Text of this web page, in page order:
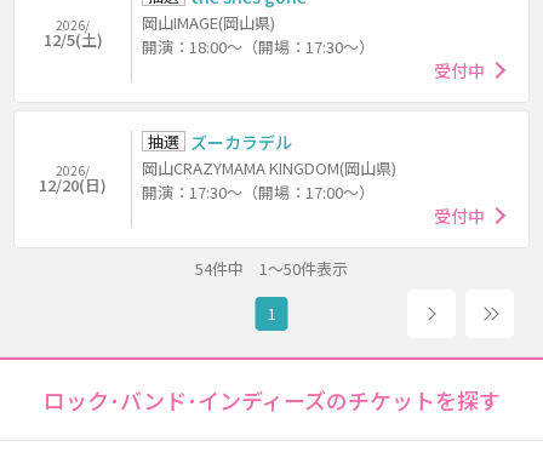
2026/
12/5(土)
岡山IMAGE(岡山県)
開演：18:00～（開場：17:30～）
受付中
2026/
12/20(日)
抽選 ズーカラデル
岡山CRAZYMAMA KINGDOM(岡山県)
開演：17:30～（開場：17:00～）
受付中
54件中 1～50件表示
1
次へ
ロック･バンド･インディーズのチケットを探す